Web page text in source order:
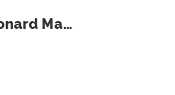
Decebal Leonard Marin